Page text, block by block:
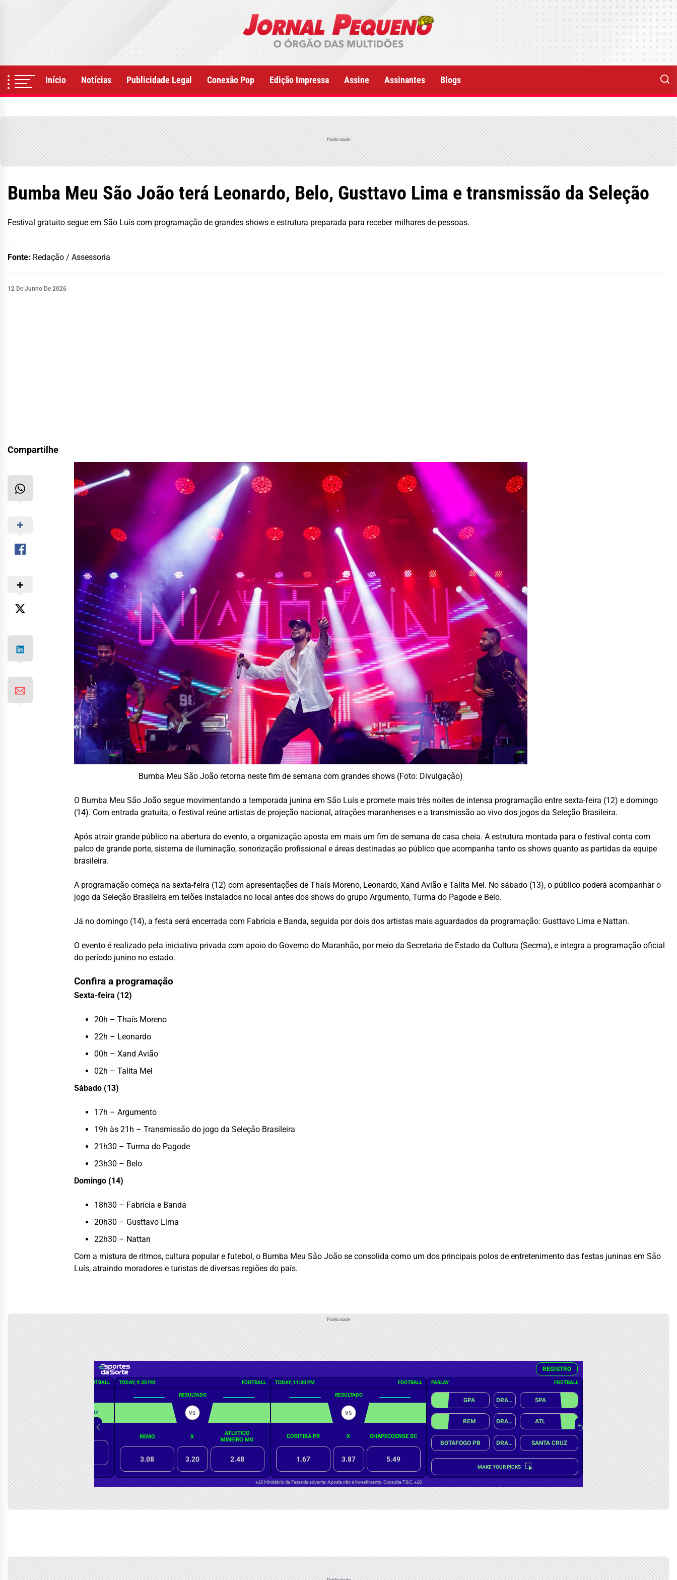
Início Notícias Publicidade Legal Conexão Pop Edição Impressa Assine Assinantes Blogs
Publicidade
Bumba Meu São João terá Leonardo, Belo, Gusttavo Lima e transmissão da Seleção
Festival gratuito segue em São Luís com programação de grandes shows e estrutura preparada para receber milhares de pessoas.
Fonte: Redação / Assessoria
12 De Junho De 2026
Compartilhe
Bumba Meu São João retorna neste fim de semana com grandes shows (Foto: Divulgação)
O Bumba Meu São João segue movimentando a temporada junina em São Luís e promete mais três noites de intensa programação entre sexta-feira (12) e domingo
(14). Com entrada gratuita, o festival reúne artistas de projeção nacional, atrações maranhenses e a transmissão ao vivo dos jogos da Seleção Brasileira.
Após atrair grande público na abertura do evento, a organização aposta em mais um fim de semana de casa cheia. A estrutura montada para o festival conta com
palco de grande porte, sistema de iluminação, sonorização profissional e áreas destinadas ao público que acompanha tanto os shows quanto as partidas da equipe
brasileira.
A programação começa na sexta-feira (12) com apresentações de Thaís Moreno, Leonardo, Xand Avião e Talita Mel. No sábado (13), o público poderá acompanhar o
jogo da Seleção Brasileira em telões instalados no local antes dos shows do grupo Argumento, Turma do Pagode e Belo.
Já no domingo (14), a festa será encerrada com Fabrícia e Banda, seguida por dois dos artistas mais aguardados da programação: Gusttavo Lima e Nattan.
O evento é realizado pela iniciativa privada com apoio do Governo do Maranhão, por meio da Secretaria de Estado da Cultura (Secma), e integra a programação oficial
do período junino no estado.
Confira a programação
Sexta-feira (12)
20h – Thaís Moreno
22h – Leonardo
00h – Xand Avião
02h – Talita Mel
Sábado (13)
17h – Argumento
19h às 21h – Transmissão do jogo da Seleção Brasileira
21h30 – Turma do Pagode
23h30 – Belo
Domingo (14)
18h30 – Fabrícia e Banda
20h30 – Gusttavo Lima
22h30 – Nattan
Com a mistura de ritmos, cultura popular e futebol, o Bumba Meu São João se consolida como um dos principais polos de entretenimento das festas juninas em São
Luís, atraindo moradores e turistas de diversas regiões do país.
Publicidade